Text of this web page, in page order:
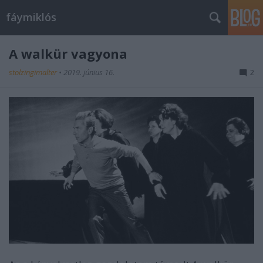
fáymiklós
A walkür vagyona
stolzingimalter • 2019. június 16. 2